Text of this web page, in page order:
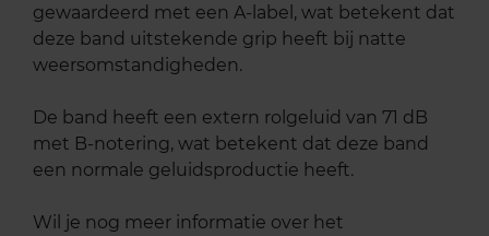
gewaardeerd met een A-label, wat betekent dat
deze band uitstekende grip heeft bij natte
weersomstandigheden.
De band heeft een extern rolgeluid van 71 dB
met B-notering, wat betekent dat deze band
een normale geluidsproductie heeft.
Wil je nog meer informatie over het